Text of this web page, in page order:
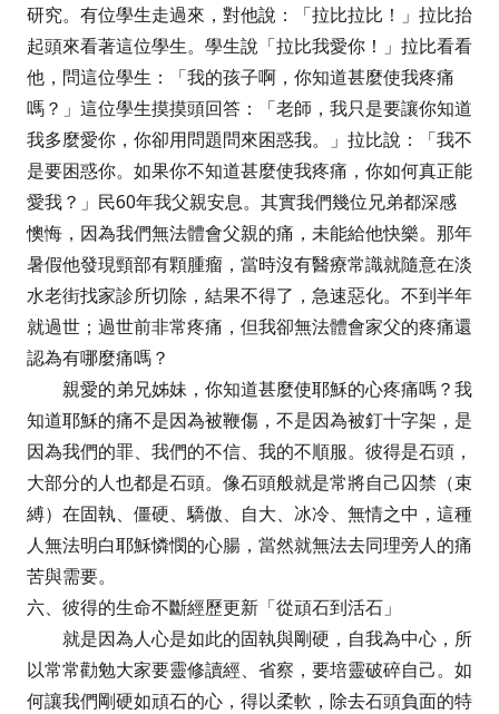
研究。有位學生走過來，對他說：「拉比拉比！」拉比抬
起頭來看著這位學生。學生說「拉比我愛你！」拉比看看
他，問這位學生：「我的孩子啊，你知道甚麼使我疼痛
嗎？」這位學生摸摸頭回答：「老師，我只是要讓你知道
我多麼愛你，你卻用問題問來困惑我。」拉比說：「我不
是要困惑你。如果你不知道甚麼使我疼痛，你如何真正能
愛我？」民60年我父親安息。其實我們幾位兄弟都深感
懊悔，因為我們無法體會父親的痛，未能給他快樂。那年
暑假他發現頸部有顆腫瘤，當時沒有醫療常識就隨意在淡
水老街找家診所切除，結果不得了，急速惡化。不到半年
就過世；過世前非常疼痛，但我卻無法體會家父的疼痛還
認為有哪麼痛嗎？
親愛的弟兄姊妹，你知道甚麼使耶穌的心疼痛嗎？我
知道耶穌的痛不是因為被鞭傷，不是因為被釘十字架，是
因為我們的罪、我們的不信、我的不順服。彼得是石頭，
大部分的人也都是石頭。像石頭般就是常將自己囚禁（束
縛）在固執、僵硬、驕傲、自大、冰冷、無情之中，這種
人無法明白耶穌憐憫的心腸，當然就無法去同理旁人的痛
苦與需要。
六、彼得的生命不斷經歷更新「從頑石到活石」
就是因為人心是如此的固執與剛硬，自我為中心，所
以常常勸勉大家要靈修讀經、省察，要培靈破碎自己。如
何讓我們剛硬如頑石的心，得以柔軟，除去石頭負面的特